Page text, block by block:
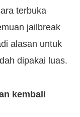
terbuka
jailbreak
alasan untuk
dipakai luas.
kembali